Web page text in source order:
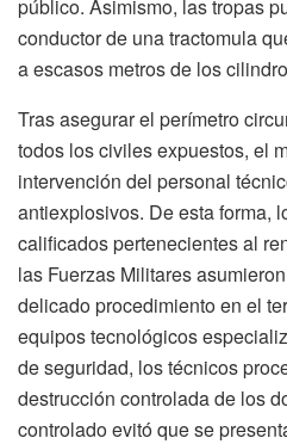
público. Asimismo, las tropas
conductor de una tractomula
a escasos metros de los
Tras asegurar el perímetro
todos los civiles expuestos, el
intervención del personal
antiexplosivos. De esta forma,
calificados pertenecientes al
las Fuerzas Militares
delicado procedimiento en el
equipos tecnológicos
de seguridad, los técnicos
destrucción controlada de los
controlado evitó que se